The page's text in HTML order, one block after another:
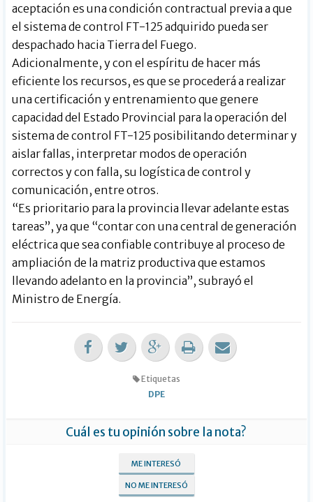
aceptación es una condición contractual previa a que
el sistema de control FT-125 adquirido pueda ser
despachado hacia Tierra del Fuego.
Adicionalmente, y con el espíritu de hacer más
eficiente los recursos, es que se procederá a realizar
una certificación y entrenamiento que genere
capacidad del Estado Provincial para la operación del
sistema de control FT-125 posibilitando determinar y
aislar fallas, interpretar modos de operación
correctos y con falla, su logística de control y
comunicación, entre otros.
“Es prioritario para la provincia llevar adelante estas
tareas”, ya que “contar con una central de generación
eléctrica que sea confiable contribuye al proceso de
ampliación de la matriz productiva que estamos
llevando adelanto en la provincia”, subrayó el
Ministro de Energía.
Etiquetas
DPE
Cuál es tu opinión sobre la nota?
ME INTERESÓ
NO ME INTERESÓ